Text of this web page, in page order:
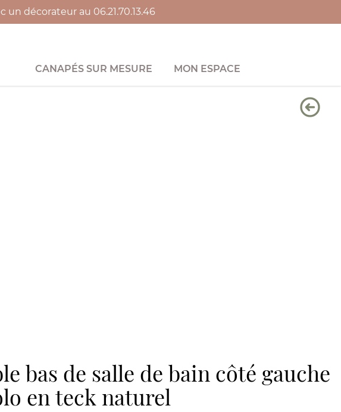
décorateur au 06.21.70.13.46
CANAPÉS SUR MESURE MON ESPACE
bas de salle de bain côté gauche
en teck naturel